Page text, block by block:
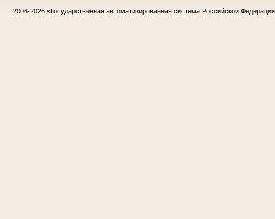
2006-2026 «Государственная автоматизированная система Российской